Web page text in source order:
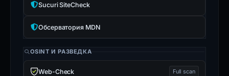
Sucuri SiteCheck
Обсерватория MDN
OSINT И РАЗВЕДКА
Web-Check Full scan